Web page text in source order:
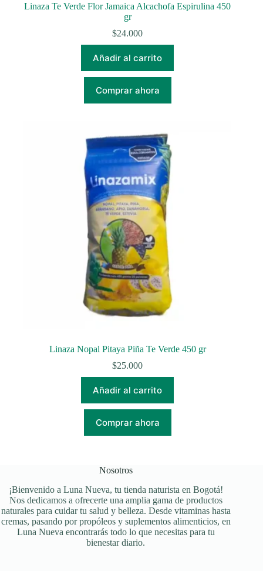
Linaza Te Verde Flor Jamaica Alcachofa Espirulina 450
gr
$24.000
Añadir al carrito
Comprar ahora
Linaza Nopal Pitaya Piña Te Verde 450 gr
$25.000
Añadir al carrito
Comprar ahora
Nosotros
¡Bienvenido a Luna Nueva, tu tienda naturista en Bogotá!
Nos dedicamos a ofrecerte una amplia gama de productos
naturales para cuidar tu salud y belleza. Desde vitaminas hasta
cremas, pasando por propóleos y suplementos alimenticios, en
Luna Nueva encontrarás todo lo que necesitas para tu
bienestar diario.